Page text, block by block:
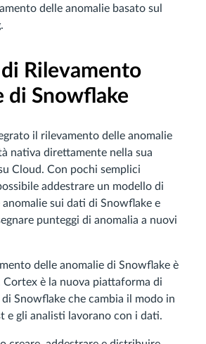
delle anomalie basato sul
.
Rilevamento
di Snowflake
il rilevamento delle anomalie
nativa direttamente nella sua
Cloud. Con pochi semplici
addestrare un modello di
sui dati di Snowflake e
punteggi di anomalia a nuovi
delle anomalie di Snowflake è
Cortex è la nuova piattaforma di
Snowflake che cambia il modo in
e gli analisti lavorano con i dati.